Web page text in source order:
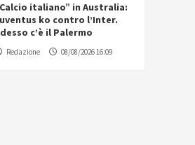
italiano” in Australia:
ko contro l’Inter.
c’è il Palermo
Redazione 08/08/2026 16:09